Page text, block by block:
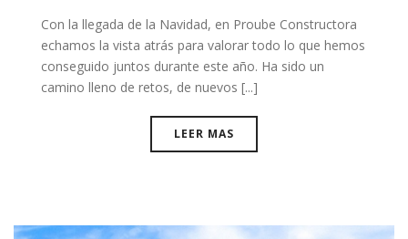
Con la llegada de la Navidad, en Proube Constructora
echamos la vista atrás para valorar todo lo que hemos
conseguido juntos durante este año. Ha sido un
camino lleno de retos, de nuevos [...]
LEER MAS